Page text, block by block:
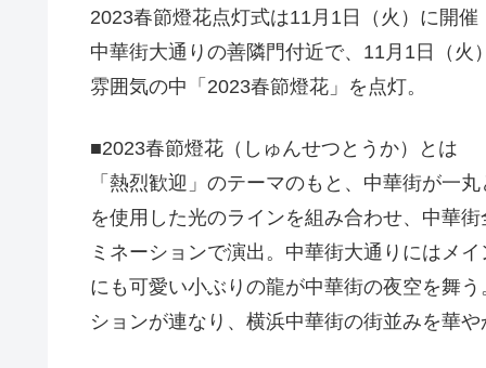
2023春節燈花点灯式は11月1日（火）に開催
中華街大通りの善隣門付近で、11月1日（
雰囲気の中「2023春節燈花」を点灯。
■2023春節燈花（しゅんせつとうか）とは
「熱烈歓迎」のテーマのもと、中華街が一
を使用した光のラインを組み合わせ、中華
ミネーションで演出。中華街大通りにはメ
にも可愛い小ぶりの龍が中華街の夜空を舞
ションが連なり、横浜中華街の街並みを華